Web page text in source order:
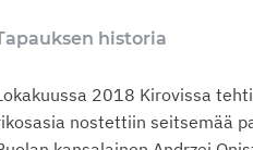
historia
2018 Kirovissa
nostettiin seitsemää